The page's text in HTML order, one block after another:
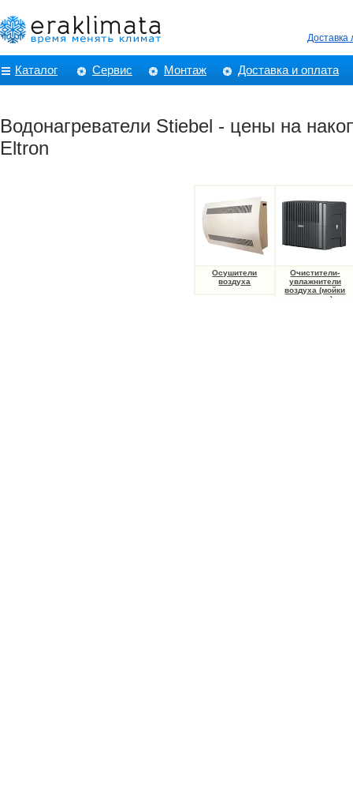
Доставка
Каталог Сервис Монтаж Доставка и оплата
Водонагреватели Stiebel - цены на
Eltron
Осушители
воздуха
Очистители-
увлажнители
воздуха (мойки
воздуха)